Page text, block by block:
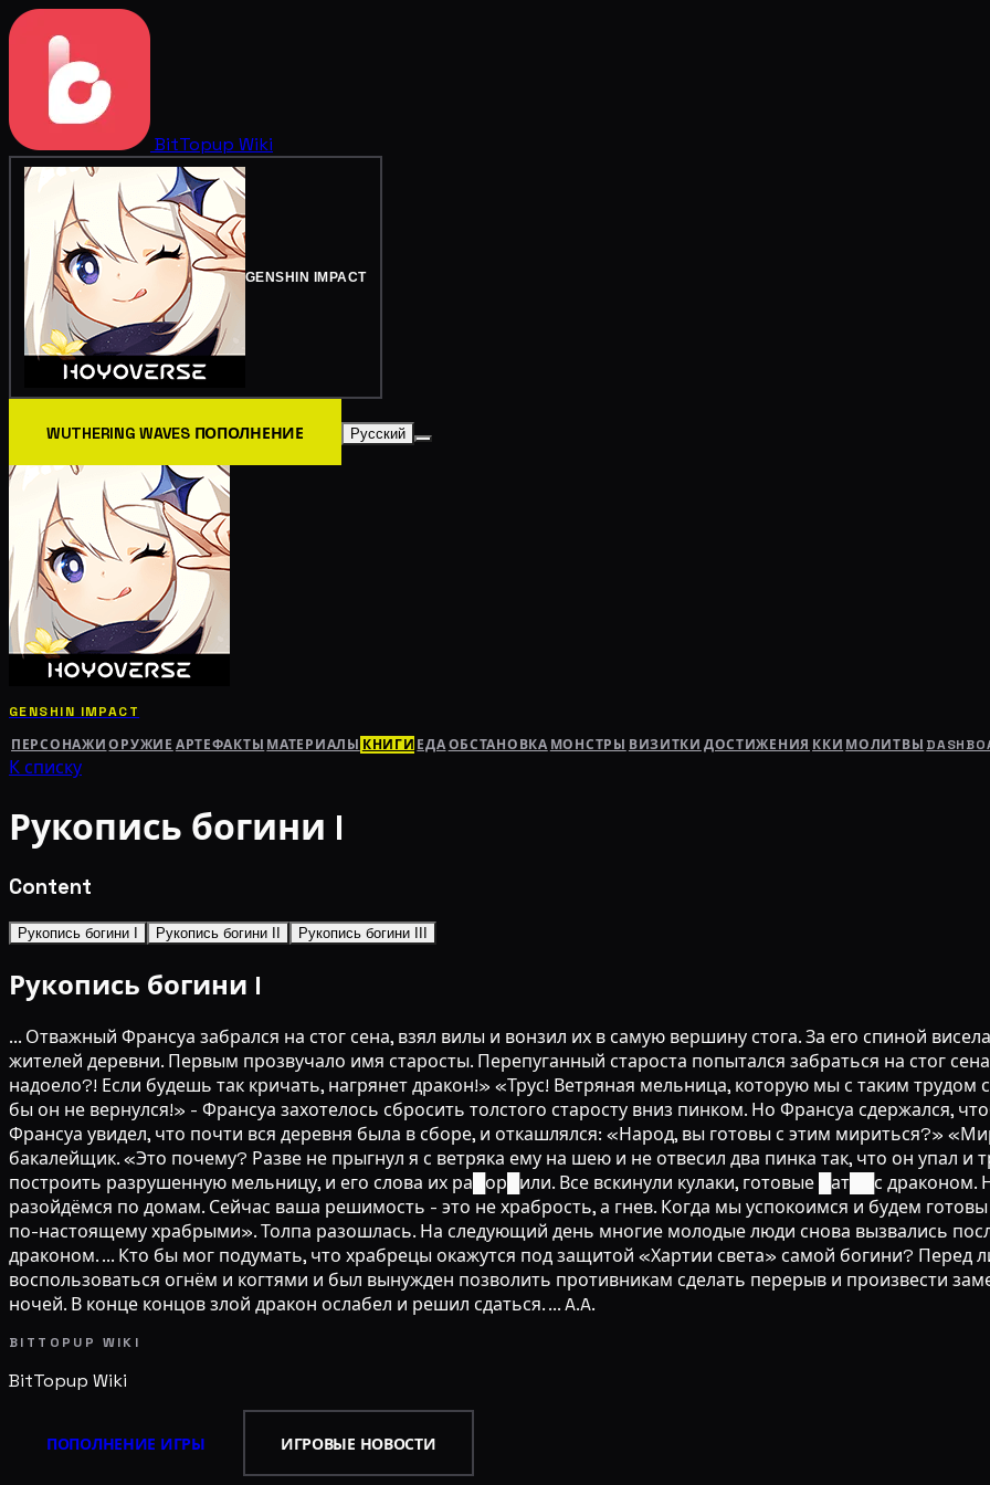
BitTopup Wiki
GENSHIN IMPACT
WUTHERING WAVES ПОПОЛНЕНИЕ Русский
GENSHIN IMPACT
ПЕРСОНАЖИ ОРУЖИЕ АРТЕФАКТЫ МАТЕРИАЛЫ КНИГИ ЕДАОБСТАНОВКА МОНСТРЫ ВИЗИТКИ ДОСТИЖЕНИЯ ККИ МОЛИТВЫ
К списку
Рукопись богини I
Content
Рукопись богини I Рукопись богини II Рукопись богини III
Рукопись богини I
... Отважный Франсуа забрался на стог сена, взял вилы и вонзил их в самую вершину стога. За его спиной
жителей деревни. Первым прозвучало имя старосты. Перепуганный староста попытался забраться на стог
надоело?! Если будешь так кричать, нагрянет дракон!» «Трус! Ветряная мельница, которую мы с таким
бы он не вернулся!» - Франсуа захотелось сбросить толстого старосту вниз пинком. Но Франсуа сдержался,
Франсуа увидел, что почти вся деревня была в сборе, и откашлялся: «Народ, вы готовы с этим мириться?»
бакалейщик. «Это почему? Разве не прыгнул я с ветряка ему на шею и не отвесил два пинка так, что он упал и
построить разрушенную мельницу, и его слова их ра█ор█или. Все вскинули кулаки, готовые █ат██с
разойдёмся по домам. Сейчас ваша решимость - это не храбрость, а гнев. Когда мы успокоимся и будем
по-настоящему храбрыми». Толпа разошлась. На следующий день многие молодые люди снова вызвались
драконом. ... Кто бы мог подумать, что храбрецы окажутся под защитой «Хартии света» самой богини? Перед
воспользоваться огнём и когтями и был вынужден позволить противникам сделать перерыв и произвести
ночей. В конце концов злой дракон ослабел и решил сдаться. ... A.A.
BITTOPUP WIKI
BitTopup Wiki
ПОПОЛНЕНИЕ ИГРЫ ИГРОВЫЕ НОВОСТИ